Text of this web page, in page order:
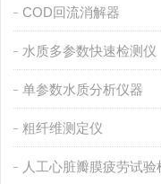
COD回流消解器
水质多参数快速检测仪
单参数水质分析仪器
粗纤维测定仪